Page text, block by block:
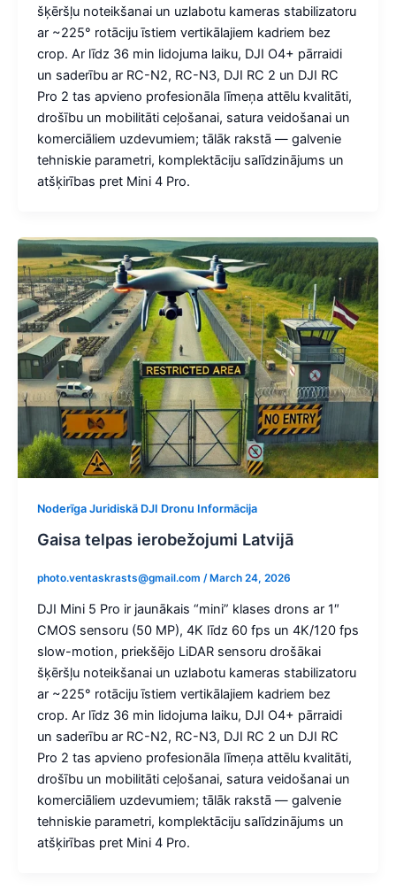
šķēršļu noteikšanai un uzlabotu kameras stabilizatoru
ar ~225° rotāciju īstiem vertikālajiem kadriem bez
crop. Ar līdz 36 min lidojuma laiku, DJI O4+ pārraidi
un saderību ar RC-N2, RC-N3, DJI RC 2 un DJI RC
Pro 2 tas apvieno profesionāla līmeņa attēlu kvalitāti,
drošību un mobilitāti ceļošanai, satura veidošanai un
komerciāliem uzdevumiem; tālāk rakstā — galvenie
tehniskie parametri, komplektāciju salīdzinājums un
atšķirības pret Mini 4 Pro.
Noderīga Juridiskā DJI Dronu Informācija
Gaisa telpas ierobežojumi Latvijā
photo.ventaskrasts@gmail.com /March 24, 2026
DJI Mini 5 Pro ir jaunākais “mini” klases drons ar 1″
CMOS sensoru (50 MP), 4K līdz 60 fps un 4K/120 fps
slow-motion, priekšējo LiDAR sensoru drošākai
šķēršļu noteikšanai un uzlabotu kameras stabilizatoru
ar ~225° rotāciju īstiem vertikālajiem kadriem bez
crop. Ar līdz 36 min lidojuma laiku, DJI O4+ pārraidi
un saderību ar RC-N2, RC-N3, DJI RC 2 un DJI RC
Pro 2 tas apvieno profesionāla līmeņa attēlu kvalitāti,
drošību un mobilitāti ceļošanai, satura veidošanai un
komerciāliem uzdevumiem; tālāk rakstā — galvenie
tehniskie parametri, komplektāciju salīdzinājums un
atšķirības pret Mini 4 Pro.